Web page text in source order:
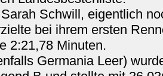
Schwill, eigentlich
bei ihrem ersten
2:21,78 Minuten.
Germania Leer)